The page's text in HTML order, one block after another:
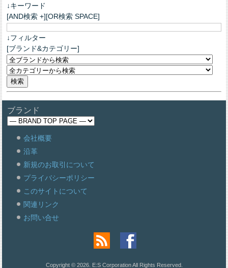
↓キーワード
[AND検索 +][OR検索 SPACE]
↓フィルター
[ブランド&カテゴリー]
ブランド
会社概要
沿革
新規のお取引について
プライバシーポリシー
このサイトについて
関連リンク
お問い合せ
Copyright © 2026. E:S Corporation All Rights Reserved.